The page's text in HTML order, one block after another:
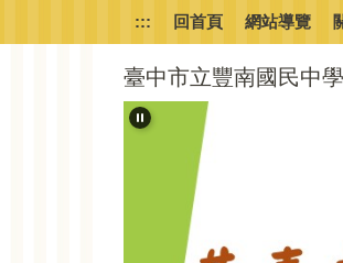
到
臺中市立豐南國民中學
::: 回首頁 網站導覽